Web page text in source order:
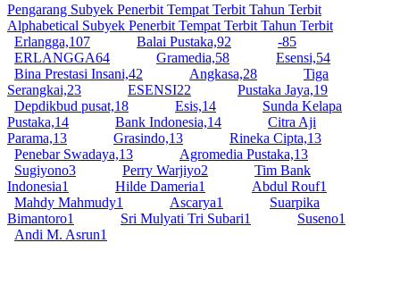
Pengarang Subyek Penerbit Tempat Terbit Tahun Terbit
Alphabetical Subyek Penerbit Tempat Terbit Tahun Terbit
Erlangga,107 Balai Pustaka,92 -85
ERLANGGA64 Gramedia,58 Esensi,54
Bina Prestasi Insani,42 Angkasa,28
Tiga
Serangkai,23 ESENSI22 Pustaka Jaya,19
Depdikbud pusat,18 Esis,14
Sunda Kelapa
Pustaka,14 Bank Indonesia,14
Citra Aji
Parama,13 Grasindo,13 Rineka Cipta,13
Penebar Swadaya,13 Agromedia Pustaka,13
Sugiyono3 Perry Warjiyo2
Tim Bank
Indonesia1 Hilde Dameria1 Abdul Rouf1
Mahdy Mahmudy1 Ascarya1
Suarpika
Bimantoro1 Sri Mulyati Tri Subari1 Suseno1
Andi M. Asrun1